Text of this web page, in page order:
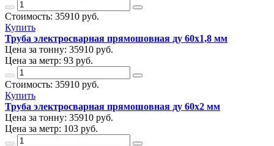
Стоимость: 35910 руб.
Купить
Труба электросварная прямошовная ду 60х1,8 мм
Цена за тонну: 35910 руб.
Цена за метр: 93 руб.
Стоимость: 35910 руб.
Купить
Труба электросварная прямошовная ду 60х2 мм
Цена за тонну: 35910 руб.
Цена за метр: 103 руб.